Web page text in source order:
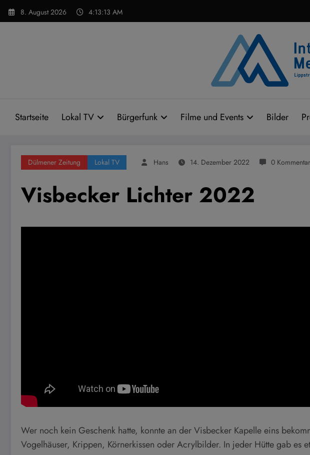
Zum
Inhalt
8. August 2026 4:13:14 AM
Startseite Lokal TV Bürgerfunk Filme und Events Bilder
Dülmener Zeitung Lokal TV Hans 14. Dezember 2022 0
Visbecker Lichter 2022
Wer noch kein Geschenk hatte, konnte an der Visbecker Kapelle eins
Vogelhäuser, Krippen, Körnerkissen oder Acrylbilder. In jeder Hütte gab es